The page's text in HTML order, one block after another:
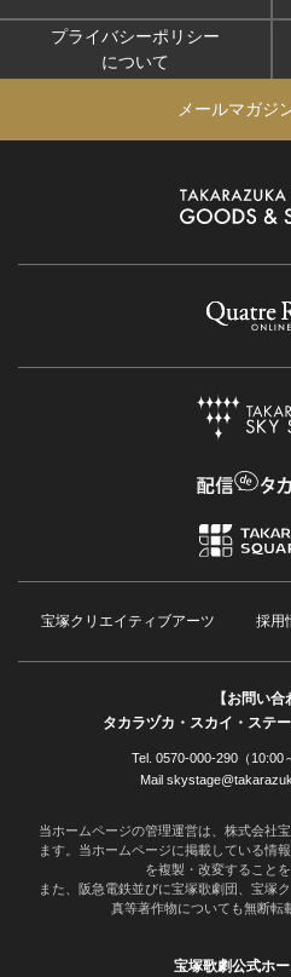
プライバシーポリシー
について
メールマガジ
宝塚クリエイティブアーツ 採用
【お問い合
タカラヅカ・スカイ・ステ
Tel. 0570-000-290（10:00
Mail
当ホームページの管理運営は、株式会社
ます。当ホームページに掲載している情
を複製・改変すること
また、阪急電鉄並びに宝塚歌劇団、宝塚
真等著作物についても無断転
宝塚歌劇公式ホ